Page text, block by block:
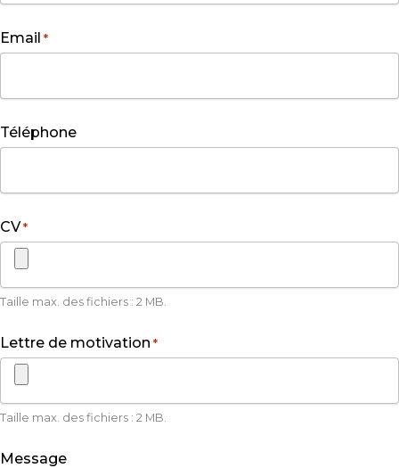
Email *
Téléphone
CV *
Taille max. des fichiers : 2 MB.
Lettre de motivation *
Taille max. des fichiers : 2 MB.
Message